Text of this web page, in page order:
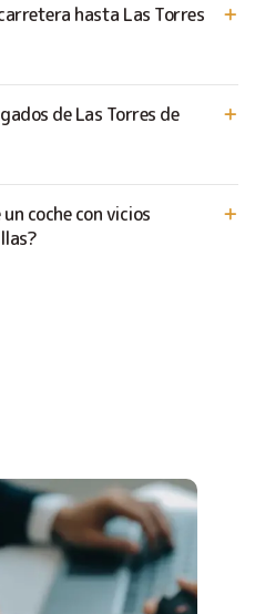
hasta Las Torres
de Las Torres de
coche con vicios